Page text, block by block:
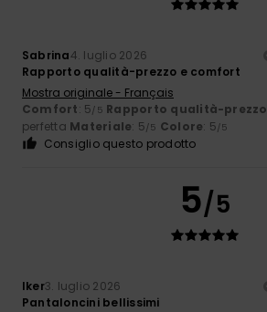
Sabrina4. luglio 2026
Rapporto qualità-prezzo e comfort
Mostra originale - Français
Comfort: 5/5 Rapporto qualità-prezzo
perfetta Materiale: 5/5 Colore: 5/5
Consiglio questo prodotto
5/5
Iker3. luglio 2026
Pantaloncini bellissimi